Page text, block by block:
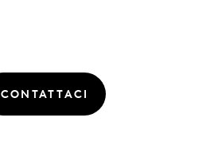
CONTATTACI